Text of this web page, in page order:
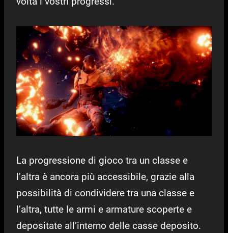
La progressione di gioco tra un classe e
l’altra è ancora più accessibile, grazie alla
possibilità di condividere tra una classe e
l’altra, tutte le armi e armature scoperte e
depositate all’interno delle casse deposito.